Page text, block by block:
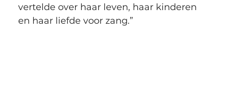
vertelde over haar leven, haar kinderen
en haar liefde voor zang.”